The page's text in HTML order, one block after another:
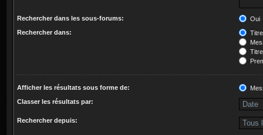
Rechercher dans les sous-forums:
Oui
Rechercher dans:
Afficher les résultats sous forme de:
Classer les résultats par:
Rechercher depuis: